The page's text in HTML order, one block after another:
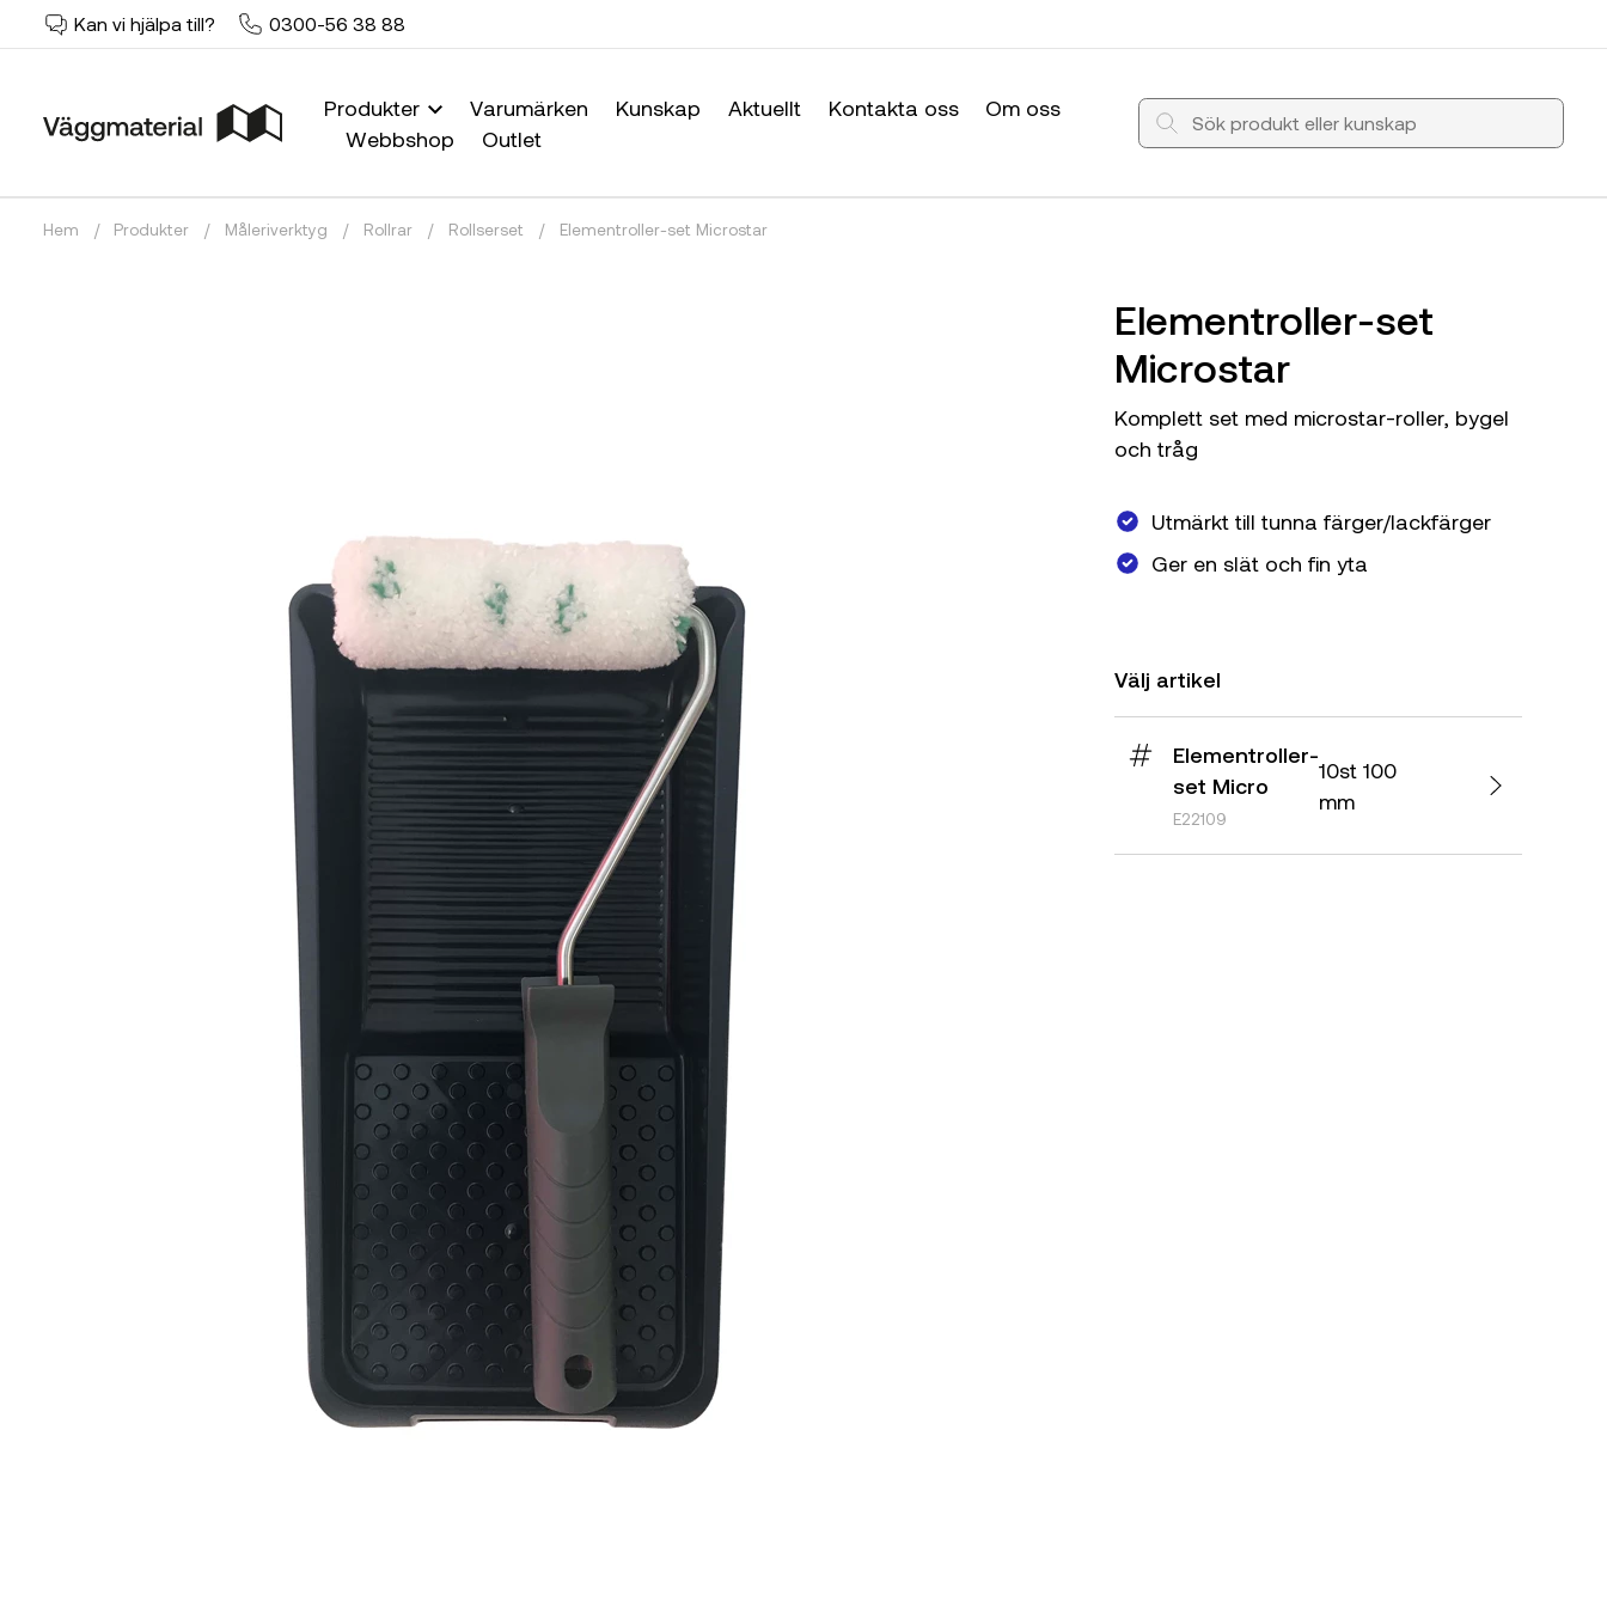
Kan vi hjälpa till? 0300-56 38 88
Produkter Varumärken Kunskap Aktuellt Kontakta oss
Om oss
Webbshop
Outlet
Hem / Produkter / Måleriverktyg / Rollrar / Rollserset / Elementroller-set Microstar
Elementroller-set
Microstar
Komplett set med microstar-roller, bygel
och tråg
Utmärkt till tunna färger/lackfärger
Ger en slät och fin yta
Välj artikel
Elementroller-
set Micro
E22109
10st 100
mm